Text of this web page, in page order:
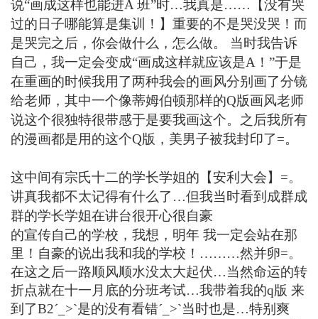
说“画成这样也能进A 班”时…我真是……【没有哭
过的日子哪能算是集训！】重要的不是哭没哭！而
是哭完之后，你会做什么，怎么做。 当时我告诉
自己，我一定会变成“画成这样就应该是A！”于是
在重画的时候我用了两种我会的画风分别画了分镜
给老师，其中一个像蒂姆伯顿那样的Q版画风老师
说这个很独特很带感于是要我画这个。之后我所有
的漫画都是用的这个Q版，美男子被我封印了=。
这中间有宗氏十二的学长学姐的【安利大会】=。
讲真我都不太记得有什么了…但我当时看到成群成
群的学长学姐在讲台很开心很自豪
的宣传自己的学校，我想，明年 我一定会站在那
里！自豪的说出我和我的学校！………然并卵=。
在这之后一路顺风顺水没太大起伏…当然命运的转
折点就在十一月底的分班考试…我带着我的q版 来
到了B2ˊ_>ˋ是的没有看错ˊ_>ˋ当时也是…特别爽